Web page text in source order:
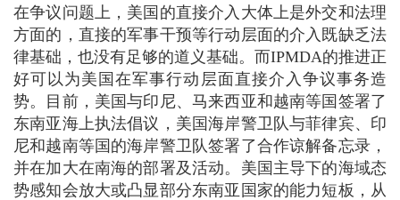
在争议问题上，美国的直接介入大体上是外交和法理
方面的，直接的军事干预等行动层面的介入既缺乏法
律基础，也没有足够的道义基础。而IPMDA的推进正
好可以为美国在军事行动层面直接介入争议事务造
势。目前，美国与印尼、马来西亚和越南等国签署了
东南亚海上执法倡议，美国海岸警卫队与菲律宾、印
尼和越南等国的海岸警卫队签署了合作谅解备忘录，
并在加大在南海的部署及活动。美国主导下的海域态
势感知会放大或凸显部分东南亚国家的能力短板，从